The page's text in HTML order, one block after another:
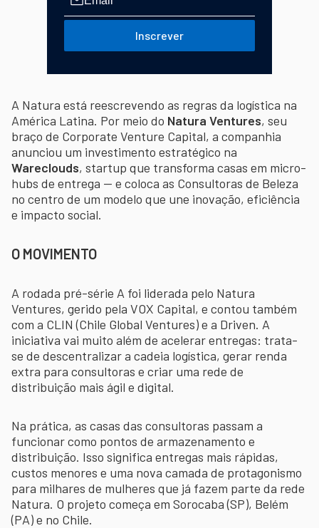
Inscrever
A Natura está reescrevendo as regras da logística na
América Latina. Por meio do Natura Ventures, seu
braço de Corporate Venture Capital, a companhia
anunciou um investimento estratégico na
Wareclouds, startup que transforma casas em micro-
hubs de entrega — e coloca as Consultoras de Beleza
no centro de um modelo que une inovação, eficiência
e impacto social.
O MOVIMENTO
A rodada pré-série A foi liderada pelo Natura
Ventures, gerido pela VOX Capital, e contou também
com a CLIN (Chile Global Ventures) e a Driven. A
iniciativa vai muito além de acelerar entregas: trata-
se de descentralizar a cadeia logística, gerar renda
extra para consultoras e criar uma rede de
distribuição mais ágil e digital.
Na prática, as casas das consultoras passam a
funcionar como pontos de armazenamento e
distribuição. Isso significa entregas mais rápidas,
custos menores e uma nova camada de protagonismo
para milhares de mulheres que já fazem parte da rede
Natura. O projeto começa em Sorocaba (SP), Belém
(PA) e no Chile.